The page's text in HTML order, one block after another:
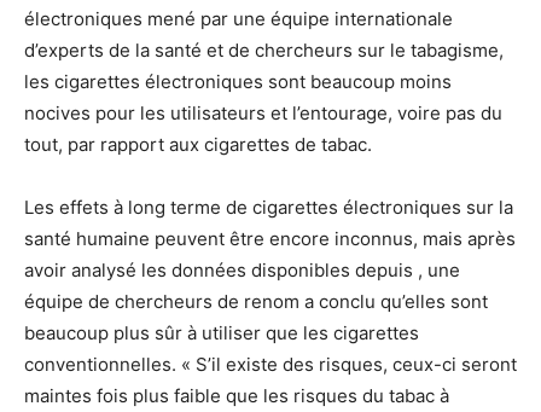
électroniques mené par une équipe internationale
d’experts de la santé et de chercheurs sur le tabagisme,
les cigarettes électroniques sont beaucoup moins
nocives pour les utilisateurs et l’entourage, voire pas du
tout, par rapport aux cigarettes de tabac.
Les effets à long terme de cigarettes électroniques sur la
santé humaine peuvent être encore inconnus, mais après
avoir analysé les données disponibles depuis , une
équipe de chercheurs de renom a conclu qu’elles sont
beaucoup plus sûr à utiliser que les cigarettes
conventionnelles. « S’il existe des risques, ceux-ci seront
maintes fois plus faible que les risques du tabac à